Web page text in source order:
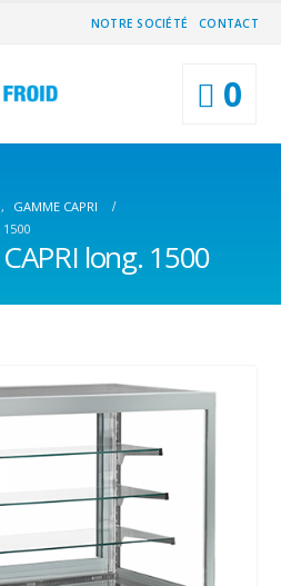
NOTRE SOCIÉTÉ CONTACT
0
,
GAMME CAPRI
1500
long. 1500